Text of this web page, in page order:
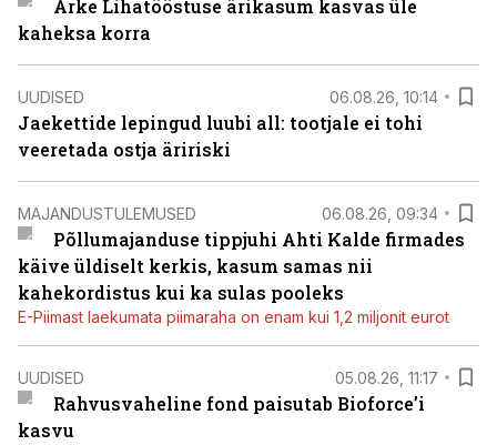
Arke Lihatööstuse ärikasum kasvas üle
kaheksa korra
UUDISED 06.08.26, 10:14
Jaekettide lepingud luubi all: tootjale ei tohi
veeretada ostja äririski
MAJANDUSTULEMUSED 06.08.26, 09:34
Põllumajanduse tippjuhi Ahti Kalde firmades
käive üldiselt kerkis, kasum samas nii
kahekordistus kui ka sulas pooleks
E-Piimast laekumata piimaraha on enam kui 1,2 miljonit eurot
UUDISED 05.08.26, 11:17
Rahvusvaheline fond paisutab Bioforce’i
kasvu